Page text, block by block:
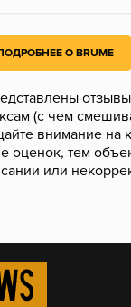
О BRUME
(с чем
внимание на
оценок, тем
или